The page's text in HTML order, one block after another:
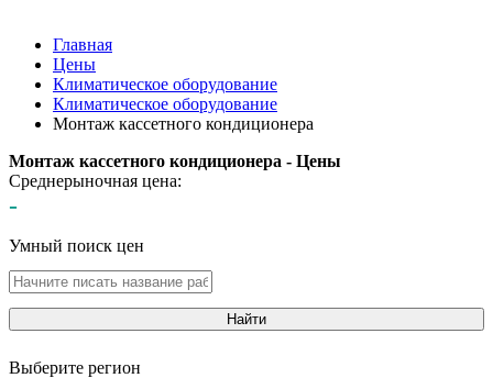
Главная
Цены
Климатическое оборудование
Климатическое оборудование
Монтаж кассетного кондиционера
Монтаж кассетного кондиционера - Цены
Среднерыночная цена:
-
Умный поиск цен
Найти
Выберите регион